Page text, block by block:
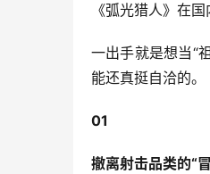
《弧光猎人》在
一出手就是想当“
能还真挺自洽的。
01
撤离射击品类的“